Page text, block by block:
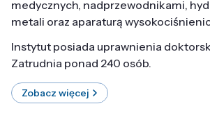
medycznych, nadprzewodnikami,
metali oraz aparaturą
Instytut posiada uprawnienia
Zatrudnia ponad 240 osób.
Zobacz więcej